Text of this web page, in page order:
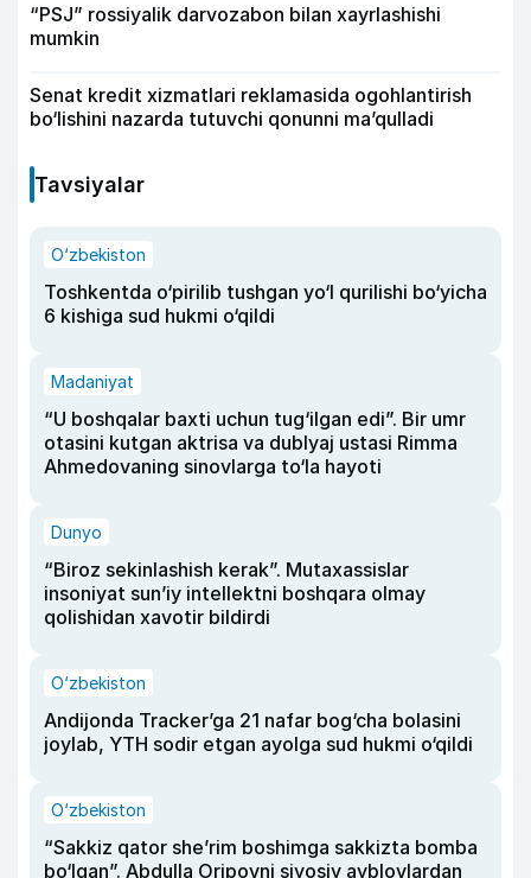
“PSJ” rossiyalik darvozabon bilan xayrlashishi
mumkin
Senat kredit xizmatlari reklamasida ogohlantirish
bo‘lishini nazarda tutuvchi qonunni ma’qulladi
Tavsiyalar
O‘zbekiston
Toshkentda o‘pirilib tushgan yo‘l qurilishi bo‘yicha
6 kishiga sud hukmi o‘qildi
Madaniyat
“U boshqalar baxti uchun tug‘ilgan edi”. Bir umr
otasini kutgan aktrisa va dublyaj ustasi Rimma
Ahmedovaning sinovlarga to‘la hayoti
Dunyo
“Biroz sekinlashish kerak”. Mutaxassislar
insoniyat sun’iy intellektni boshqara olmay
qolishidan xavotir bildirdi
O‘zbekiston
Andijonda Tracker’ga 21 nafar bog‘cha bolasini
joylab, YTH sodir etgan ayolga sud hukmi o‘qildi
O‘zbekiston
“Sakkiz qator she’rim boshimga sakkizta bomba
bo‘lgan”. Abdulla Oripovni siyosiy ayblovlardan